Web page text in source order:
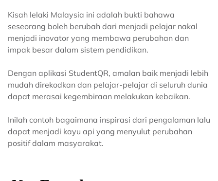
Kisah lelaki Malaysia ini adalah bukti bahawa
seseorang boleh berubah dari menjadi pelajar nakal
menjadi inovator yang membawa perubahan dan
impak besar dalam sistem pendidikan.
Dengan aplikasi StudentQR, amalan baik menjadi lebih
mudah direkodkan dan pelajar-pelajar di seluruh dunia
dapat merasai kegembiraan melakukan kebaikan.
Inilah contoh bagaimana inspirasi dari pengalaman lalu
dapat menjadi kayu api yang menyulut perubahan
positif dalam masyarakat.